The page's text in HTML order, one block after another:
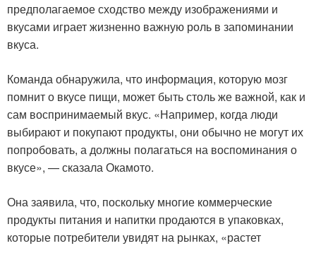
предполагаемое сходство между изображениями и
вкусами играет жизненно важную роль в запоминании
вкуса.
Команда обнаружила, что информация, которую мозг
помнит о вкусе пищи, может быть столь же важной, как и
сам воспринимаемый вкус. «Например, когда люди
выбирают и покупают продукты, они обычно не могут их
попробовать, а должны полагаться на воспоминания о
вкусе», — сказала Окамото.
Она заявила, что, поскольку многие коммерческие
продукты питания и напитки продаются в упаковках,
которые потребители увидят на рынках, «растет